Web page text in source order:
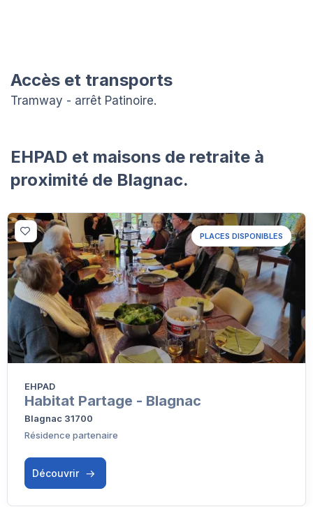
Accès et transports
Tramway - arrêt Patinoire.
EHPAD et maisons de retraite à
proximité de Blagnac.
PLACES DISPONIBLES
EHPAD
Habitat Partage - Blagnac
Blagnac 31700
Résidence partenaire
Découvrir